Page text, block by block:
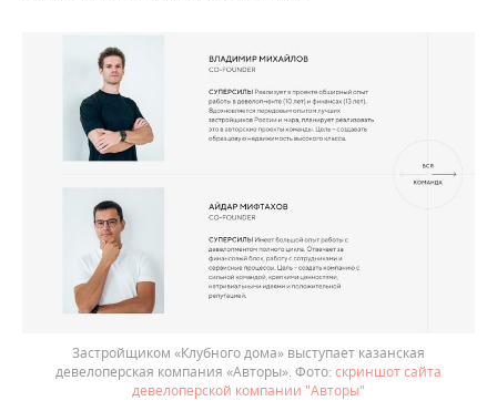
Застройщиком «Клубного дома» выступает казанская
девелоперская компания «Авторы».
скриншот сайта
девелоперской компании "Авторы"